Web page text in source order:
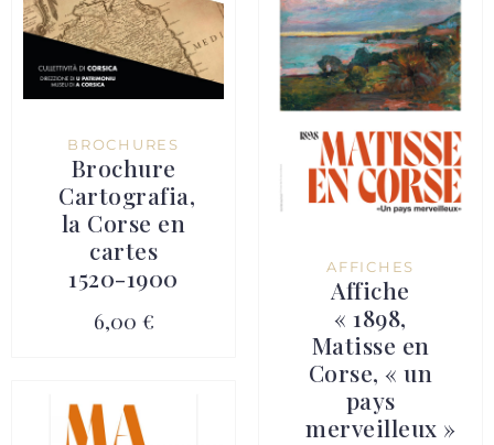
BROCHURES
Brochure
Cartografia,
la Corse en
cartes
1520-1900
6,00 €
AFFICHES
Affiche
« 1898,
Matisse en
Corse, « un
pays
merveilleux »